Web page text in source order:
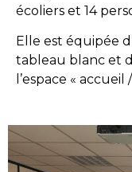
écoliers et 14
Elle est équipée
tableau blanc et
l’espace «